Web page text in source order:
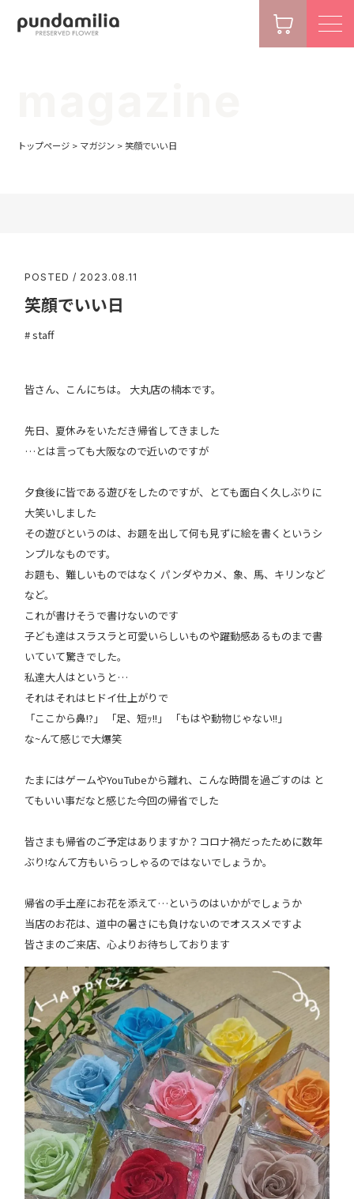
トップページ > マガジン > 笑顔でいい日
POSTED / 2023.08.11
笑顔でいい日
staff
皆さん、こんにちは。 大丸店の楠本です。
先日、夏休みをいただき帰省してきました
…とは言っても大阪なので近いのですが
夕食後に皆である遊びをしたのですが、とても面白く久しぶりに
大笑いしました
その遊びというのは、お題を出して何も見ずに絵を書くというシ
ンプルなものです。
お題も、難しいものではなく パンダやカメ、象、馬、キリンなど
など。
これが書けそうで書けないのです
子ども達はスラスラと可愛いらしいものや躍動感あるものまで書
いていて驚きでした。
私達大人はというと…
それはそれはヒドイ仕上がりで
「ここから鼻!?」 「足、短ｯ!!」 「もはや動物じゃない!!」
な~んて感じで大爆笑
たまにはゲームやYouTubeから離れ、こんな時間を過ごすのは と
てもいい事だなと感じた今回の帰省でした
皆さまも帰省のご予定はありますか？コロナ禍だったために数年
ぶり!なんて方もいらっしゃるのではないでしょうか。
帰省の手土産にお花を添えて…というのはいかがでしょうか
当店のお花は、道中の暑さにも負けないのでオススメですよ
皆さまのご来店、心よりお待ちしております